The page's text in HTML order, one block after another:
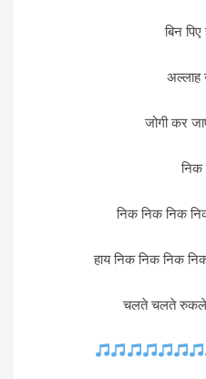
बिन
जोगी कर
निक
निक निक निक
हाय निक निक निक
चलते चलते